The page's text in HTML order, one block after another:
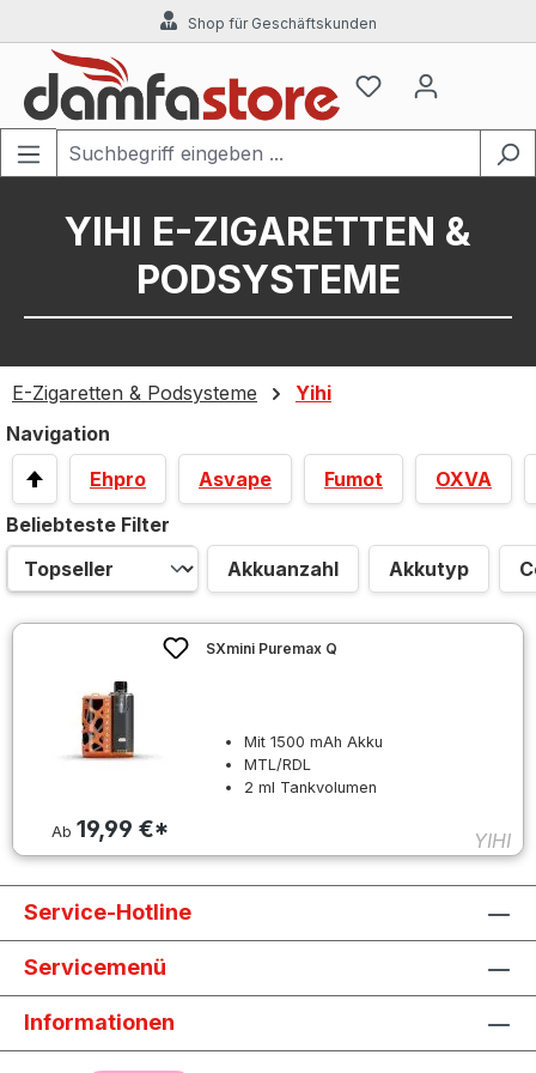
Zum Hauptinhalt springenShop für Geschäftskunden
YIHI E-ZIGARETTEN &
PODSYSTEME
E-Zigaretten & Podsysteme
Yihi
Navigation
Ehpro
Asvape Fumot
OXVA
Beliebteste Filter
Akkuanzahl
Akkutyp
Ab 19,99 €*
SXmini Puremax Q
Mit 1500 mAh Akku
MTL/RDL
2 ml Tankvolumen
YIHI
Service-Hotline
Servicemenü
Informationen